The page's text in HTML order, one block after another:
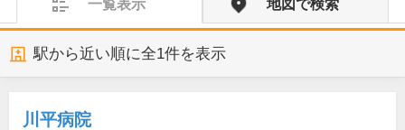
一覧表示 地図で検索
駅から近い順に全1件を表示
川平病院